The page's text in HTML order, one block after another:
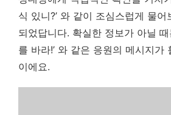
식 있니?’ 와 같이 조심스럽게 물
되었답니다. 확실한 정보가 아닐 때
를 바라!’ 와 같은 응원의 메시지가
이에요.